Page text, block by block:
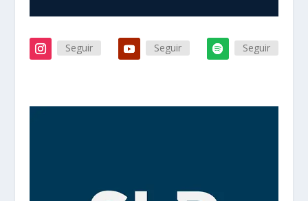
áudio
Seguir Seguir Seguir